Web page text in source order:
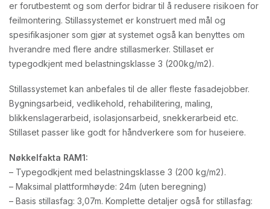
er forutbestemt og som derfor bidrar til å redusere risikoen for
feilmontering. Stillassystemet er konstruert med mål og
spesifikasjoner som gjør at systemet også kan benyttes om
hverandre med flere andre stillasmerker. Stillaset er
typegodkjent med belastningsklasse 3 (200kg/m2).
Stillassystemet kan anbefales til de aller fleste fasadejobber.
Bygningsarbeid, vedlikehold, rehabilitering, maling,
blikkenslagerarbeid, isolasjonsarbeid, snekkerarbeid etc.
Stillaset passer like godt for håndverkere som for huseiere.
Nøkkelfakta RAM1:
– Typegodkjent med belastningsklasse 3 (200 kg/m2).
– Maksimal plattformhøyde: 24m (uten beregning)
– Basis stillasfag: 3,07m. Komplette detaljer også for stillasfag: